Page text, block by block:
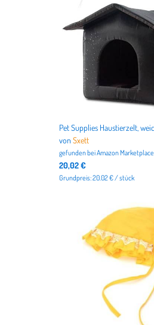
vonSxett
gefunden beiAmazon Marketplace
20,02 €
Grundpreis: 20.02 € / stück